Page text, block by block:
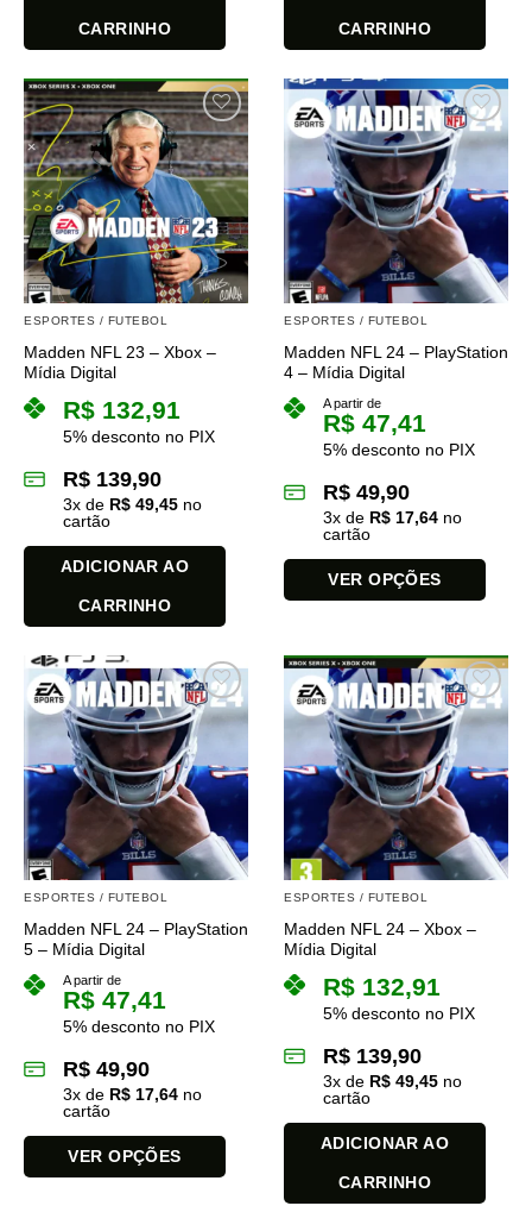
CARRINHO CARRINHO
ESPORTES / FUTEBOL
Madden NFL 23 – Xbox –
Mídia Digital
R$ 132,91
5% desconto no PIX
R$ 139,90
3x de R$ 49,45 no
cartão
ADICIONAR AO
CARRINHO
ESPORTES / FUTEBOL
Madden NFL 24 – PlayStation
4 – Mídia Digital
A partir de
R$ 47,41
5% desconto no PIX
R$ 49,90
3x de R$ 17,64 no
cartão
VER OPÇÕES
tem
várias
variantes.
opções
podem
ser
escolhidas
na
página
produto
ESPORTES / FUTEBOL
Madden NFL 24 – PlayStation
5 – Mídia Digital
A partir de
R$ 47,41
5% desconto no PIX
R$ 49,90
3x de R$ 17,64 no
cartão
VER OPÇÕES
ESPORTES / FUTEBOL
Madden NFL 24 – Xbox –
Mídia Digital
R$ 132,91
5% desconto no PIX
R$ 139,90
3x de R$ 49,45 no
cartão
ADICIONAR AO
CARRINHO